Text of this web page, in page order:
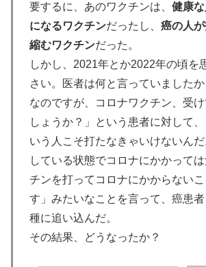
要するに、あのワクチンは、 健康
になるワクチンだったし、 癌の人
縮むワクチンだった。
しかし、2021年とか2022年の頃を
さい。医者は何と言っていました
なのですが、コロナワクチン、受
しょうか？」という患者に対して
いう人こそ打たなきゃいけないん
している状態でコロナにかかって
チンを打ってコロナにかからない
す」みたいなことを言って、癌患
種に追い込んだ。
その結果、どうなったか？